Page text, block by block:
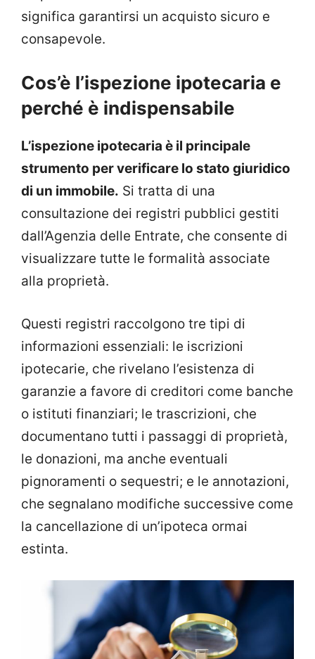
significa garantirsi un acquisto sicuro e
consapevole.
Cos’è l’ispezione ipotecaria e
perché è indispensabile
L’ispezione ipotecaria è il principale
strumento per verificare lo stato giuridico
di un immobile. Si tratta di una
consultazione dei registri pubblici gestiti
dall’Agenzia delle Entrate, che consente di
visualizzare tutte le formalità associate
alla proprietà.
Questi registri raccolgono tre tipi di
informazioni essenziali: le iscrizioni
ipotecarie, che rivelano l’esistenza di
garanzie a favore di creditori come banche
o istituti finanziari; le trascrizioni, che
documentano tutti i passaggi di proprietà,
le donazioni, ma anche eventuali
pignoramenti o sequestri; e le annotazioni,
che segnalano modifiche successive come
la cancellazione di un’ipoteca ormai
estinta.